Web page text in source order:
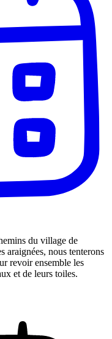
du village de
araignées, nous tenterons
revoir ensemble les
et de leurs toiles.